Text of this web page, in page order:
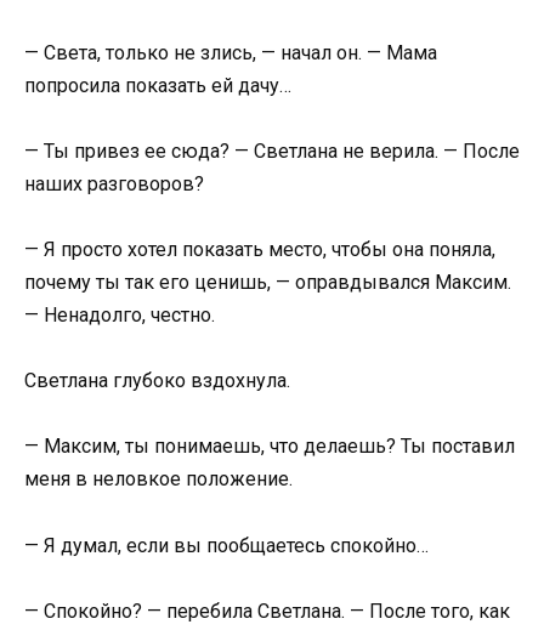
— Света, только не злись, — начал он. — Мама
попросила показать ей дачу…
— Ты привез ее сюда? — Светлана не верила. — После
наших разговоров?
— Я просто хотел показать место, чтобы она поняла,
почему ты так его ценишь, — оправдывался Максим.
— Ненадолго, честно.
Светлана глубоко вздохнула.
— Максим, ты понимаешь, что делаешь? Ты поставил
меня в неловкое положение.
— Я думал, если вы пообщаетесь спокойно…
— Спокойно? — перебила Светлана. — После того, как